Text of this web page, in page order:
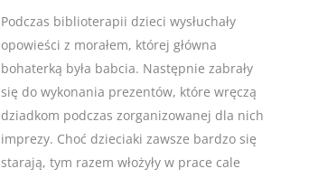
Podczas biblioterapii dzieci wysłuchały
opowieści z morałem, której główna
bohaterką była babcia. Następnie zabrały
się do wykonania prezentów, które wręczą
dziadkom podczas zorganizowanej dla nich
imprezy. Choć dzieciaki zawsze bardzo się
starają, tym razem włożyły w prace cale